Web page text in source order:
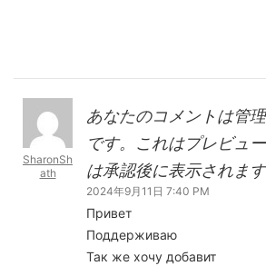
SharonSh
ath
あなたのコメントは管
です。これはプレビュ
は承認後に表示されます
2024年9月11日 7:40 PM
Привет
Поддерживаю
Так же хочу добавит